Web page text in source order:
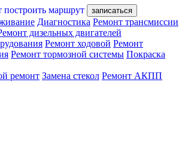
построить маршрут записаться
Диагностика Ремонт трансмиссии
дизельных двигателей
Ремонт ходовой Ремонт
Ремонт тормозной системы Покраска
ремонт Замена стекол Ремонт АКПП